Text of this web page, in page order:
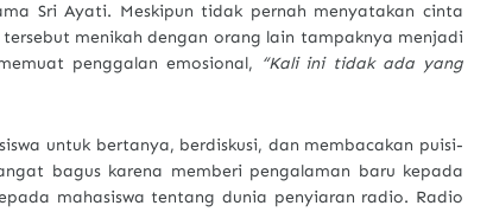
Sri Ayati. Meskipun tidak pernah menyatakan cinta
menikah dengan orang lain tampaknya menjadi
penggalan emosional, “Kali ini tidak ada yang
untuk bertanya, berdiskusi, dan membacakan puisi-
bagus karena memberi pengalaman baru kepada
mahasiswa tentang dunia penyiaran radio. Radio